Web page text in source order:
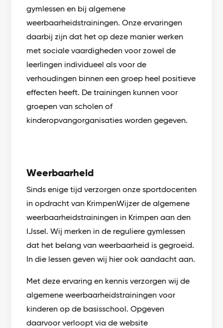
gymlessen en bij algemene
weerbaarheidstrainingen. Onze ervaringen
daarbij zijn dat het op deze manier werken
met sociale vaardigheden voor zowel de
leerlingen individueel als voor de
verhoudingen binnen een groep heel positieve
effecten heeft. De trainingen kunnen voor
groepen van scholen of
kinderopvangorganisaties worden gegeven.
Weerbaarheid
Sinds enige tijd verzorgen onze sportdocenten
in opdracht van KrimpenWijzer de algemene
weerbaarheidstrainingen in Krimpen aan den
IJssel. Wij merken in de reguliere gymlessen
dat het belang van weerbaarheid is gegroeid.
In die lessen geven wij hier ook aandacht aan.
Met deze ervaring en kennis verzorgen wij de
algemene weerbaarheidstrainingen voor
kinderen op de basisschool. Opgeven
daarvoor verloopt via de website